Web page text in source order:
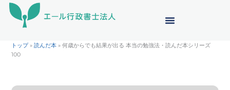
トップ»読んだ本 »何歳からでも結果が出る 本当の勉強法・読んだ本シリーズ
100